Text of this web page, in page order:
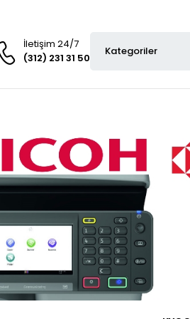
İletişim 24/7
(312) 231 31 50